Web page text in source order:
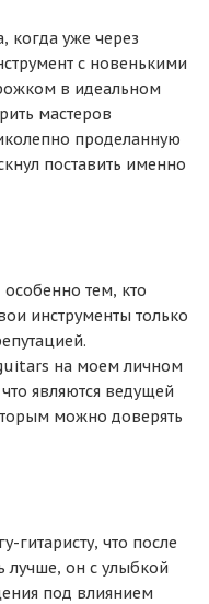
когда уже через
с новенькими
в идеальном
мастеров
проделанную
поставить именно
тем, кто
инструменты только
на моем личном
являются ведущей
можно доверять
гитаристу, что после
лучше, он с улыбкой
под влиянием